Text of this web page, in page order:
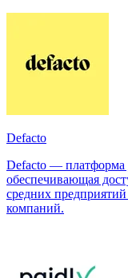
Defacto
Defacto — платформа
обеспечивающая
средних
компаний.